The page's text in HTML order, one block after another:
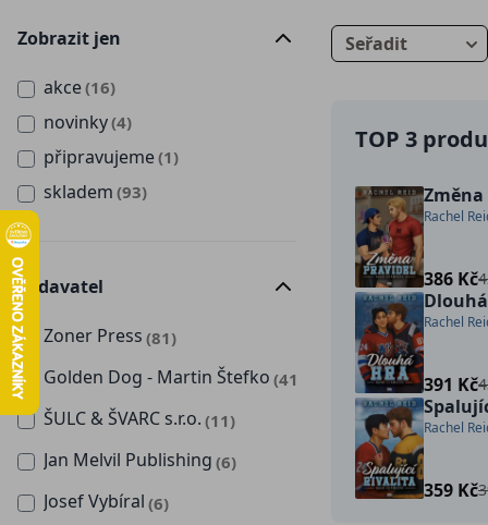
Zobrazit jen
akce(16)
novinky(4)
připravujeme(1)
skladem (93)
Vydavatel
Zoner Press (81)
Golden Dog - Martin Štefko (41)
ŠULC & ŠVARC s.r.o. (11)
Jan Melvil Publishing (6)
Josef Vybíral (6)
Seřadit
TOP 3
Rachel
386 Kč
Rachel
391 Kč
Rachel
359 Kč